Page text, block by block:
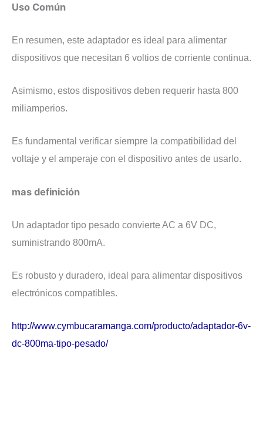
Uso Común
En resumen, este adaptador es ideal para alimentar
dispositivos que necesitan 6 voltios de corriente continua.
Asimismo, estos dispositivos deben requerir hasta 800
miliamperios.
Es fundamental verificar siempre la compatibilidad del
voltaje y el amperaje con el dispositivo antes de usarlo.
mas definición
Un adaptador tipo pesado convierte AC a 6V DC,
suministrando 800mA.
Es robusto y duradero, ideal para alimentar dispositivos
electrónicos compatibles.
http://www.cymbucaramanga.com/producto/adaptador-6v-
dc-800ma-tipo-pesado/